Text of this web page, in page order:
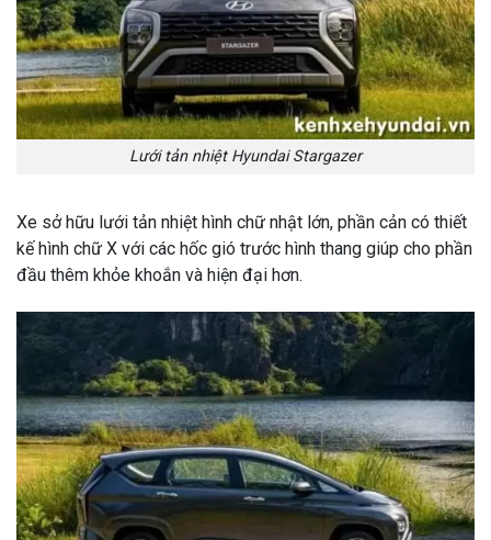
Lưới tản nhiệt Hyundai Stargazer
Xe sở hữu lưới tản nhiệt hình chữ nhật lớn, phần cản có thiết
kế hình chữ X với các hốc gió trước hình thang giúp cho phần
đầu thêm khỏe khoắn và hiện đại hơn.